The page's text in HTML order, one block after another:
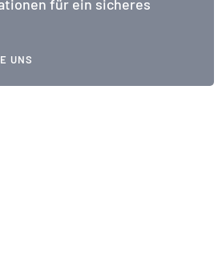
für ein sicheres
UNS